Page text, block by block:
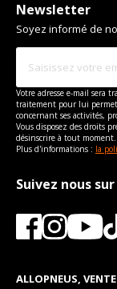
Newsletter
Soyez informé de
Votre adresse e-mail sera
traitement pour lui
concernant ses activités,
Vous disposez des droits
désinscrire à tout moment.
Plus d'informations : la
Suivez nous
ALLOPNEUS,